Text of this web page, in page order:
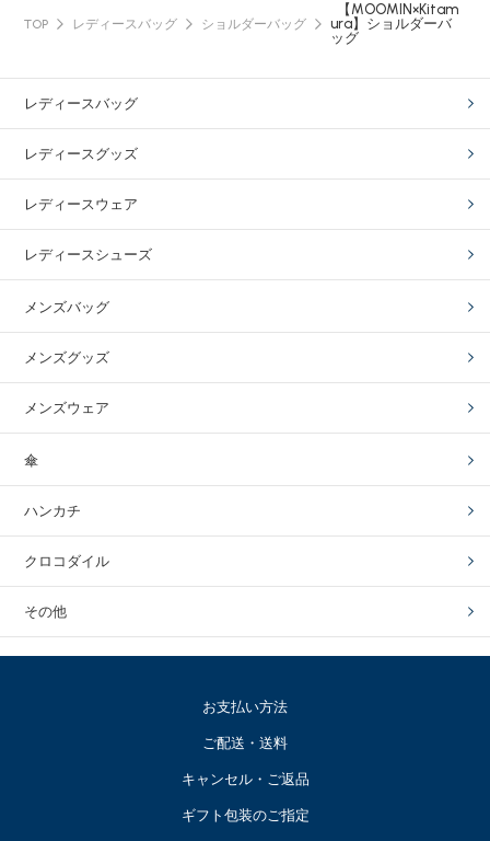
TOP レディースバッグ ショルダーバッグ
【MOOMIN×Kitam
ura】ショルダーバ
ッグ
レディースバッグ
レディースグッズ
レディースウェア
レディースシューズ
メンズバッグ
メンズグッズ
メンズウェア
傘
ハンカチ
クロコダイル
その他
お支払い方法
ご配送・送料
キャンセル・ご返品
ギフト包装のご指定